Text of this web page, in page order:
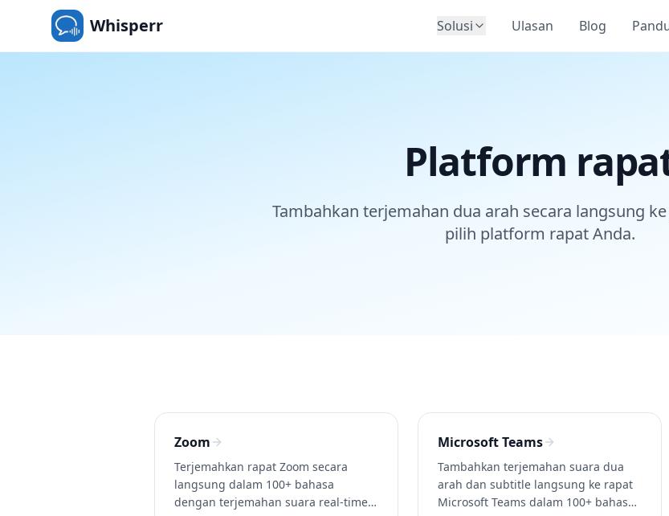
Whisperr Solusi Ulasan Blog
Platform
Tambahkan terjemahan dua arah secara langsung
pilih platform rapat Anda.
Zoom
Terjemahkan rapat Zoom secara
langsung dalam 100+ bahasa
dengan terjemahan suara real-time
Microsoft Teams
Tambahkan terjemahan suara dua
arah dan subtitle langsung ke rapat
Microsoft Teams dalam 100+ bahasa